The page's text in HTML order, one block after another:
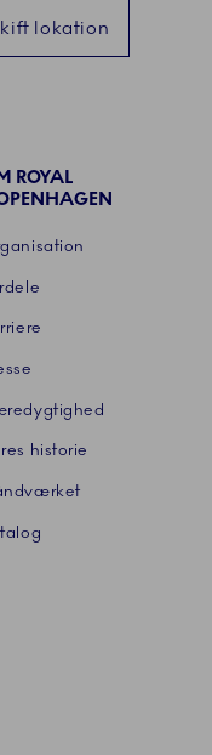
lokation
ROYAL
historie